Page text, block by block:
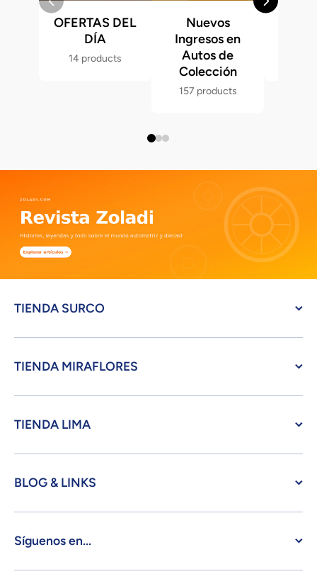
OFERTAS DEL
DÍA
14 products
Nuevos
Ingresos en
Autos de
Colección
157 products
TIENDA SURCO
TIENDA MIRAFLORES
TIENDA LIMA
BLOG & LINKS
Síguenos en...